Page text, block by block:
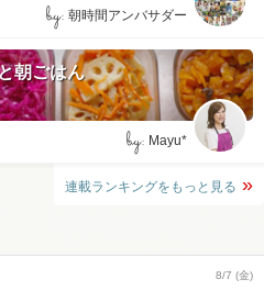
by: 朝時間アンバサダー
朝ごはん
by: Mayu*
連載ランキングをもっと見る
8/7 (金)